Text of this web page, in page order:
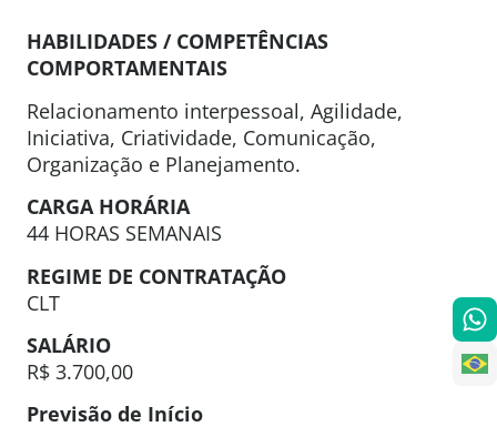
HABILIDADES / COMPETÊNCIAS
COMPORTAMENTAIS
Relacionamento interpessoal, Agilidade,
Iniciativa, Criatividade, Comunicação,
Organização e Planejamento.
CARGA HORÁRIA
44 HORAS SEMANAIS
REGIME DE CONTRATAÇÃO
CLT
SALÁRIO
R$ 3.700,00
Previsão de Início